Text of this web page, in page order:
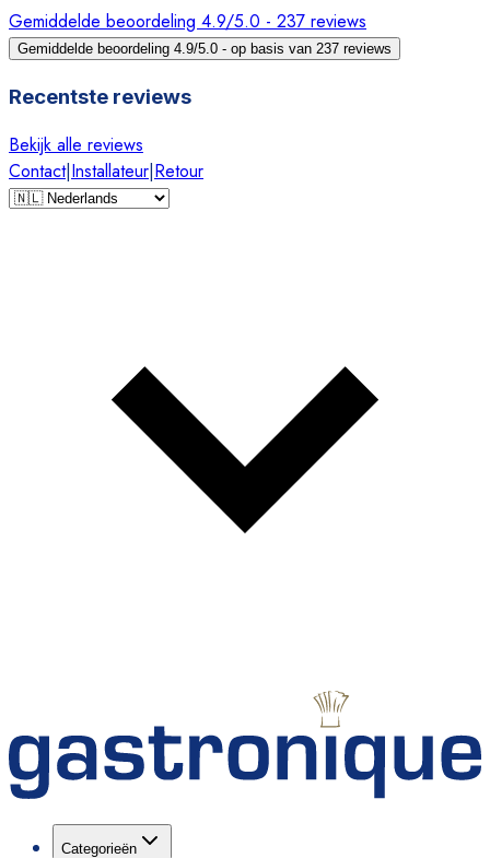
Gemiddelde beoordeling 4.9/5.0 - 237 reviews
Gemiddelde beoordeling 4.9/5.0 - op basis van 237 reviews
Recentste reviews
Bekijk alle reviews
Contact|Installateur|Retour
Categorieën